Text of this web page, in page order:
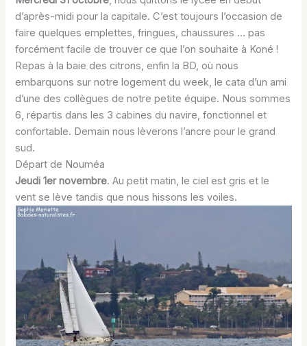
d’après-midi pour la capitale. C’est toujours l’occasion de
faire quelques emplettes, fringues, chaussures … pas
forcément facile de trouver ce que l’on souhaite à Koné !
Repas à la baie des citrons, enfin la BD, où nous
embarquons sur notre logement du week, le cata d’un ami
d’une des collègues de notre petite équipe. Nous sommes
6, répartis dans les 3 cabines du navire, fonctionnel et
confortable. Demain nous lèverons l’ancre pour le grand
sud.
Départ de Nouméa
Jeudi 1er novembre. Au petit matin, le ciel est gris et le
vent se lève tandis que nous hissons les voiles.